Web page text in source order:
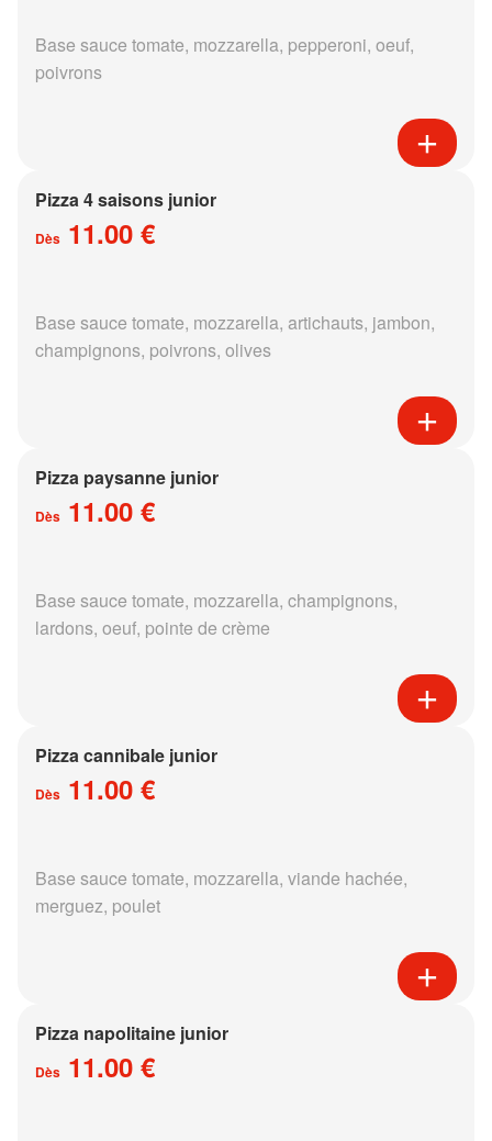
Base sauce tomate, mozzarella, pepperoni, oeuf,
poivrons
Pizza 4 saisons junior
Dès 11.00 €
Base sauce tomate, mozzarella, artichauts, jambon,
champignons, poivrons, olives
Pizza paysanne junior
Dès 11.00 €
Base sauce tomate, mozzarella, champignons,
lardons, oeuf, pointe de crème
Pizza cannibale junior
Dès 11.00 €
Base sauce tomate, mozzarella, viande hachée,
merguez, poulet
Pizza napolitaine junior
Dès 11.00 €